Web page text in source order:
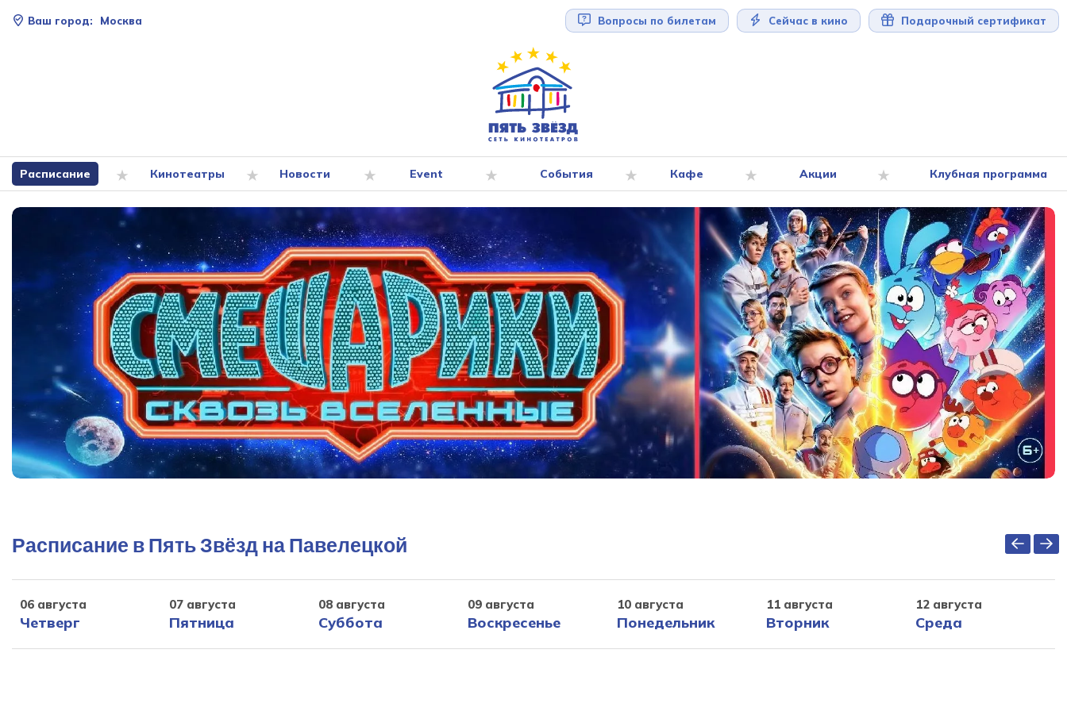
Ваш город: Москва Вопросы по билетам Сейчас в кино Подарочный сертификат
Расписание Кинотеатры Новости Event События Кафе Акции Клубная программа
Расписание в Пять Звёзд на Павелецкой
06 августа
Четверг
07 августа
Пятница
08 августа
Суббота
09 августа
Воскресенье
10 августа
Понедельник
11 августа
Вторник
12 августа
Среда